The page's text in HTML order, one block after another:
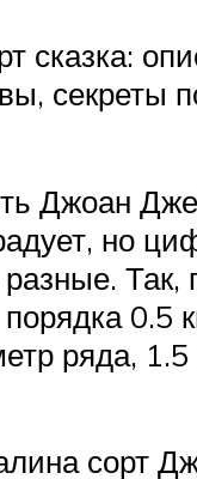
сказка:
секреты
Джоан
но
Так,
0.5
ряда, 1.5
сорт